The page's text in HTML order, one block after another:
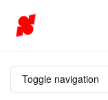
Toggle navigation